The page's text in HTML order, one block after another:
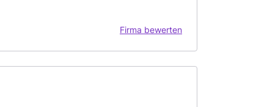
Firma bewerten